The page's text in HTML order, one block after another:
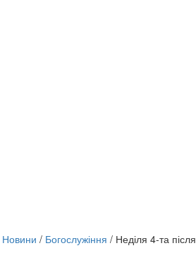
Новини / Богослужіння / Неділя 4-та